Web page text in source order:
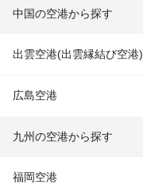
中国の空港から探す
出雲空港(出雲縁結び空港)
広島空港
九州の空港から探す
福岡空港